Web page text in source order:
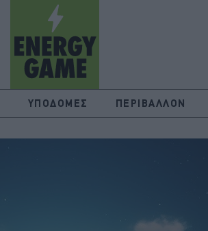
ΥΠΟΔΟΜΕΣ ΠΕΡΙΒΑΛΛΟΝ